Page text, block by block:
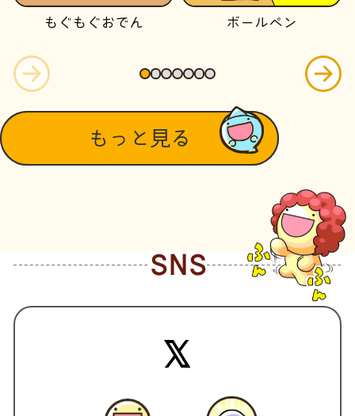
もぐもぐおでん ボールペン
もっと見る
SNS